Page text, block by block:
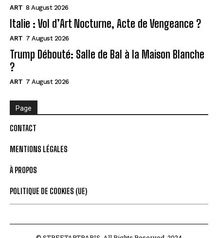
ART 8 August 2026
Italie : Vol d’Art Nocturne, Acte de Vengeance ?
ART 7 August 2026
Trump Débouté: Salle de Bal à la Maison Blanche
?
ART 7 August 2026
Page
CONTACT
MENTIONS LÉGALES
À PROPOS
POLITIQUE DE COOKIES (UE)